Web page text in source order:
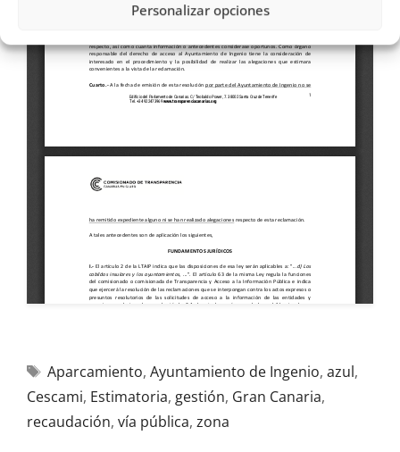
Personalizar opciones
Aparcamiento, Ayuntamiento de Ingenio, azul,
Cescami, Estimatoria, gestión, Gran Canaria,
recaudación, vía pública, zona